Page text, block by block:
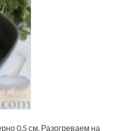
0,5 см. Разогреваем на